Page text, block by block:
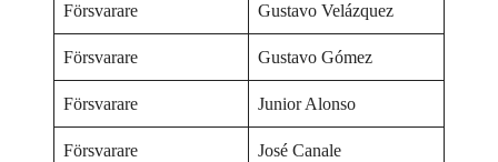
Försvarare Gustavo Velázquez
Försvarare Gustavo Gómez
Försvarare Junior Alonso
Försvarare José Canale